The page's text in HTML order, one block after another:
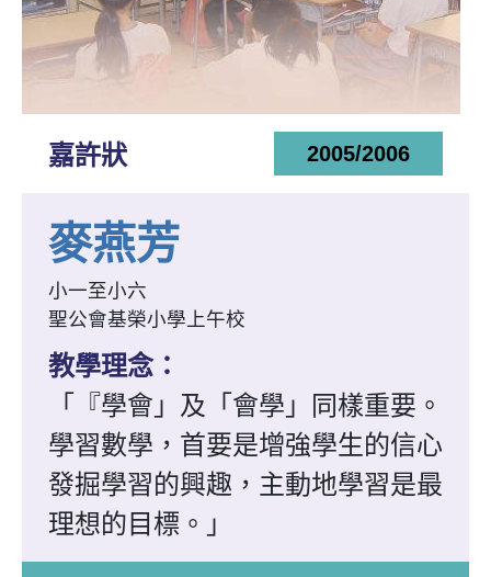
嘉許狀 2005/2006
麥燕芳
小一至小六
聖公會基榮小學上午校
教學理念：
「『學會」及「會學」同樣重要。
學習數學，首要是增強學生的信心
發掘學習的興趣，主動地學習是最
理想的目標。」